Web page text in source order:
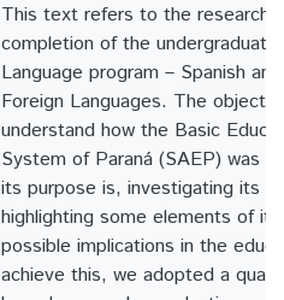
This text refers to the research
completion of the
Language program – Spanish
Foreign Languages. The
understand how the Basic
System of Paraná (SAEP) was
its purpose is, investigating its
highlighting some elements of
possible implications in the
achieve this, we adopted a